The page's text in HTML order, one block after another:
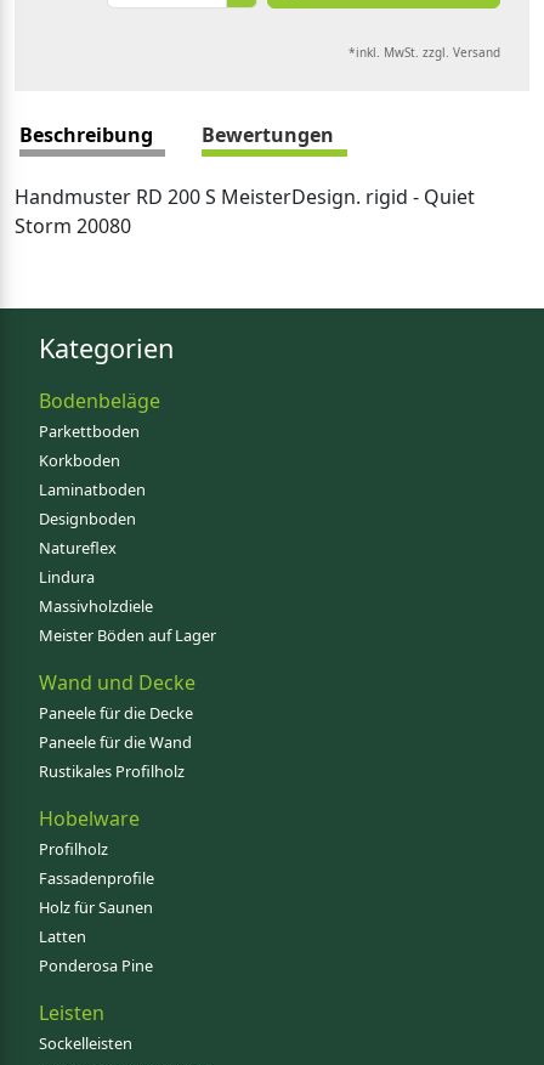
*inkl. MwSt. zzgl. Versand
Beschreibung Bewertungen
Handmuster RD 200 S MeisterDesign. rigid - Quiet
Storm 20080
Kategorien
Bodenbeläge
Parkettboden
Korkboden
Laminatboden
Designboden
Natureflex
Lindura
Massivholzdiele
Meister Böden auf Lager
Wand und Decke
Paneele für die Decke
Paneele für die Wand
Rustikales Profilholz
Hobelware
Profilholz
Fassadenprofile
Holz für Saunen
Latten
Ponderosa Pine
Leisten
Sockelleisten